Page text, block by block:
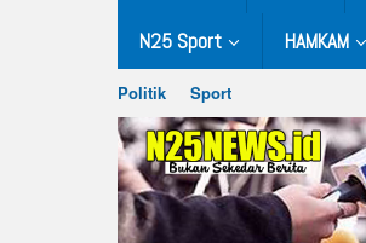
N25 Sport HAMKAM
Politik Sport